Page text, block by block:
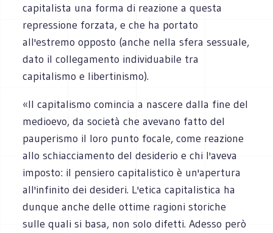
capitalista una forma di reazione a questa
repressione forzata, e che ha portato
all'estremo opposto (anche nella sfera sessuale,
dato il collegamento individuabile tra
capitalismo e libertinismo).
«Il capitalismo comincia a nascere dalla fine del
medioevo, da società che avevano fatto del
pauperismo il loro punto focale, come reazione
allo schiacciamento del desiderio e chi l'aveva
imposto: il pensiero capitalistico è un'apertura
all'infinito dei desideri. L'etica capitalistica ha
dunque anche delle ottime ragioni storiche
sulle quali si basa, non solo difetti. Adesso però